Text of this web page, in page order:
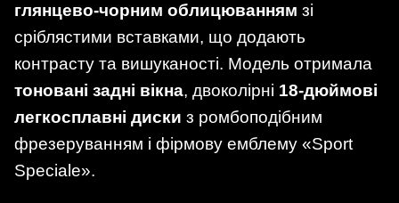
глянцево-чорним облицюванням зі
сріблястими вставками, що додають
контрасту та вишуканості. Модель отримала
тоновані задні вікна, двоколірні 18-дюймові
легкосплавні диски з ромбоподібним
фрезеруванням і фірмову емблему «Sport
Speciale».